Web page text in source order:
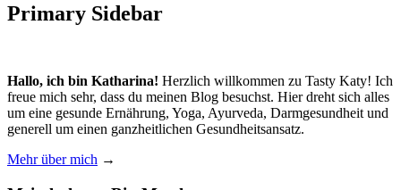
Primary Sidebar
Hallo, ich bin Katharina! Herzlich willkommen zu Tasty Katy! Ich
freue mich sehr, dass du meinen Blog besuchst. Hier dreht sich alles
um eine gesunde Ernährung, Yoga, Ayurveda, Darmgesundheit und
generell um einen ganzheitlichen Gesundheitsansatz.
Mehr über mich →